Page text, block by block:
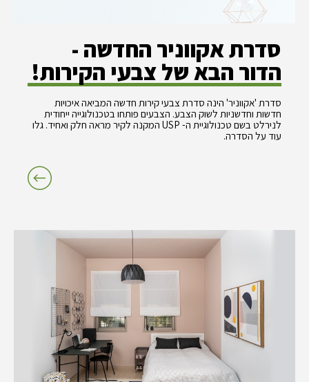
סדרת אקווניר החדשה -
הדור הבא של צבעי הקירות!
סדרת 'אקווניר' הינה סדרת צבעי קירות חדשה המביאה איכויות
חדשות וחדשניות לשוק הצבע. הצבעים פותחו בטכנולוגייה ייחודית
לנירלט בשם טכנולוגיית ה- USP המקנה לקיר מראה חלק ואחיד. גלו
עוד על הסדרה.